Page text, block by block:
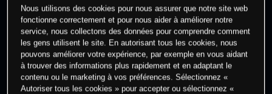
Commencez à trader
Nous utilisons des cookies pour nous assurer que notre site web
fonctionne correctement et pour nous aider à améliorer notre
service, nous collectons des données pour comprendre comment
les gens utilisent le site. En autorisant tous les cookies, nous
pouvons améliorer votre expérience, par exemple en vous aidant
à trouver des informations plus rapidement et en adaptant le
contenu ou le marketing à vos préférences. Sélectionnez «
Autoriser tous les cookies » pour accepter ou sélectionnez «